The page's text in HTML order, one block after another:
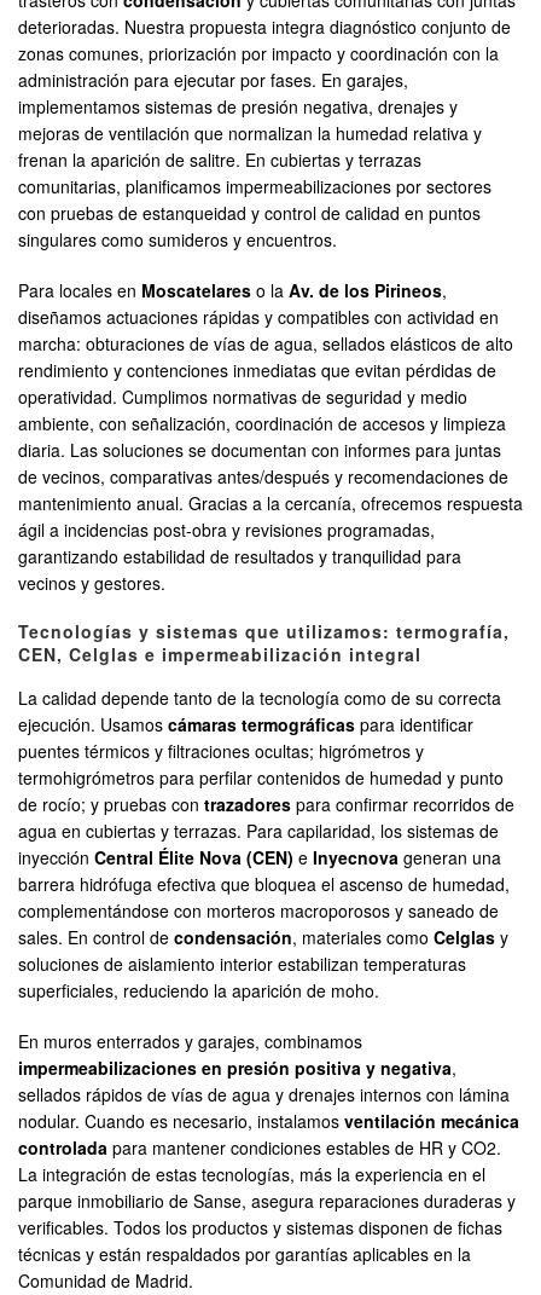
deterioradas. Nuestra propuesta integra diagnóstico conjunto de
zonas comunes, priorización por impacto y coordinación con la
administración para ejecutar por fases. En garajes,
implementamos sistemas de presión negativa, drenajes y
mejoras de ventilación que normalizan la humedad relativa y
frenan la aparición de salitre. En cubiertas y terrazas
comunitarias, planificamos impermeabilizaciones por sectores
con pruebas de estanqueidad y control de calidad en puntos
singulares como sumideros y encuentros.
Para locales en Moscatelares o la Av. de los Pirineos,
diseñamos actuaciones rápidas y compatibles con actividad en
marcha: obturaciones de vías de agua, sellados elásticos de alto
rendimiento y contenciones inmediatas que evitan pérdidas de
operatividad. Cumplimos normativas de seguridad y medio
ambiente, con señalización, coordinación de accesos y limpieza
diaria. Las soluciones se documentan con informes para juntas
de vecinos, comparativas antes/después y recomendaciones de
mantenimiento anual. Gracias a la cercanía, ofrecemos respuesta
ágil a incidencias post-obra y revisiones programadas,
garantizando estabilidad de resultados y tranquilidad para
vecinos y gestores.
Tecnologías y sistemas que utilizamos: termografía,
CEN, Celglas e impermeabilización integral
La calidad depende tanto de la tecnología como de su correcta
ejecución. Usamos cámaras termográficas para identificar
puentes térmicos y filtraciones ocultas; higrómetros y
termohigrómetros para perfilar contenidos de humedad y punto
de rocío; y pruebas con trazadores para confirmar recorridos de
agua en cubiertas y terrazas. Para capilaridad, los sistemas de
inyección Central Élite Nova (CEN) e Inyecnova generan una
barrera hidrófuga efectiva que bloquea el ascenso de humedad,
complementándose con morteros macroporosos y saneado de
sales. En control de condensación, materiales como Celglas y
soluciones de aislamiento interior estabilizan temperaturas
superficiales, reduciendo la aparición de moho.
En muros enterrados y garajes, combinamos
impermeabilizaciones en presión positiva y negativa,
sellados rápidos de vías de agua y drenajes internos con lámina
nodular. Cuando es necesario, instalamos ventilación mecánica
controlada para mantener condiciones estables de HR y CO2.
La integración de estas tecnologías, más la experiencia en el
parque inmobiliario de Sanse, asegura reparaciones duraderas y
verificables. Todos los productos y sistemas disponen de fichas
técnicas y están respaldados por garantías aplicables en la
Comunidad de Madrid.